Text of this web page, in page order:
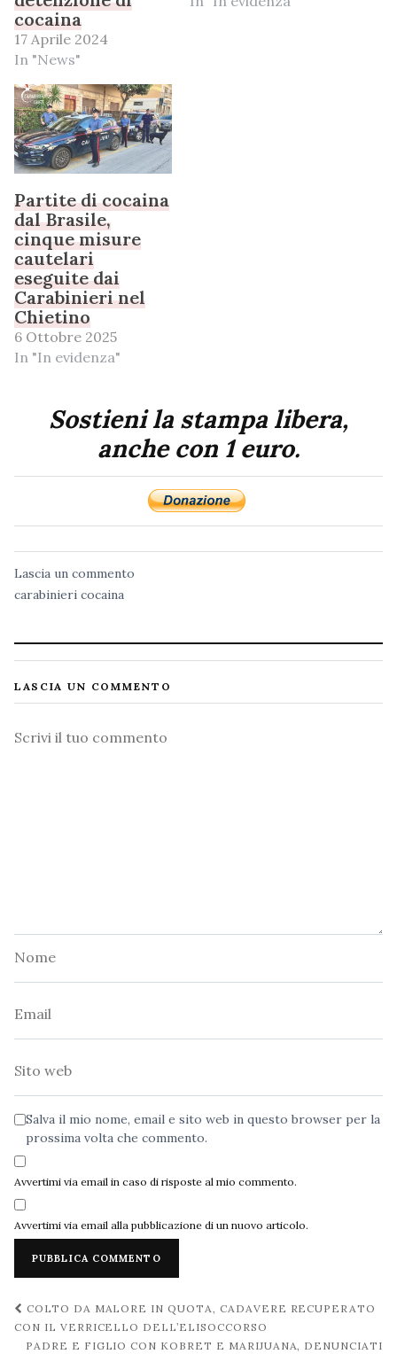
cocaina
17 Aprile 2024
In "News"
Partite di cocaina
dal Brasile,
cinque misure
cautelari
eseguite dai
Carabinieri nel
Chietino
6 Ottobre 2025
In "In evidenza"
Sostieni la stampa libera,
anche con 1 euro.
Lascia un commento
carabinieri cocaina
LASCIA UN COMMENTO
Commento
Salva il mio nome, email e sito web in questo browser per la
prossima volta che commento.
Avvertimi via email in caso di risposte al mio commento.
Avvertimi via email alla pubblicazione di un nuovo articolo.
Navigazione
post
COLTO DA MALORE IN QUOTA, CADAVERE RECUPERATO
CON IL VERRICELLO DELL’ELISOCCORSO
PADRE E FIGLIO CON KOBRET E MARIJUANA, DENUNCIATI